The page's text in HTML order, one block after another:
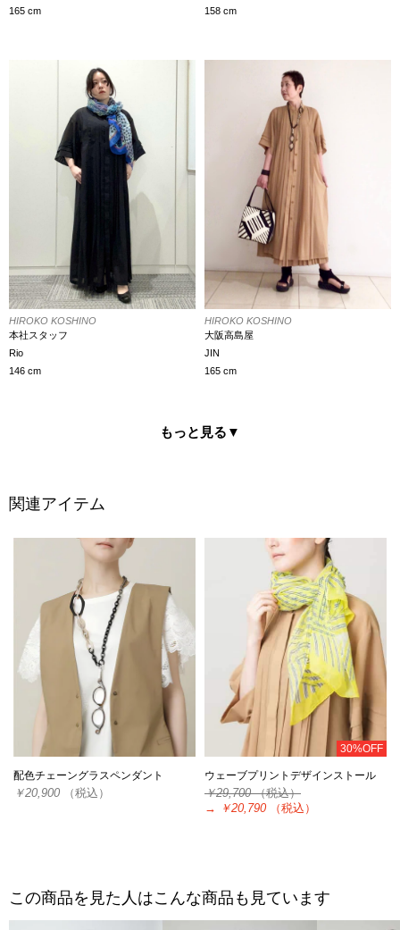
165 cm
158 cm
HIROKO KOSHINO
本社スタッフ
Rio
146 cm
HIROKO KOSHINO
大阪高島屋
JIN
165 cm
もっと見る ▼
関連アイテム
配色チェーングラスペンダント
￥20,900 （税込）
30%OFF
ウェーブプリントデザインストール
￥29,700（税込）
→
￥20,790 （税込）
この商品を見た人はこんな商品も見ています